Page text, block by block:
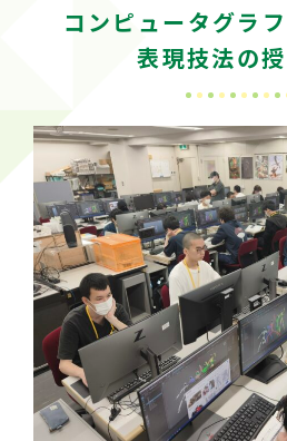
コンピュータグラフ
表現技法の